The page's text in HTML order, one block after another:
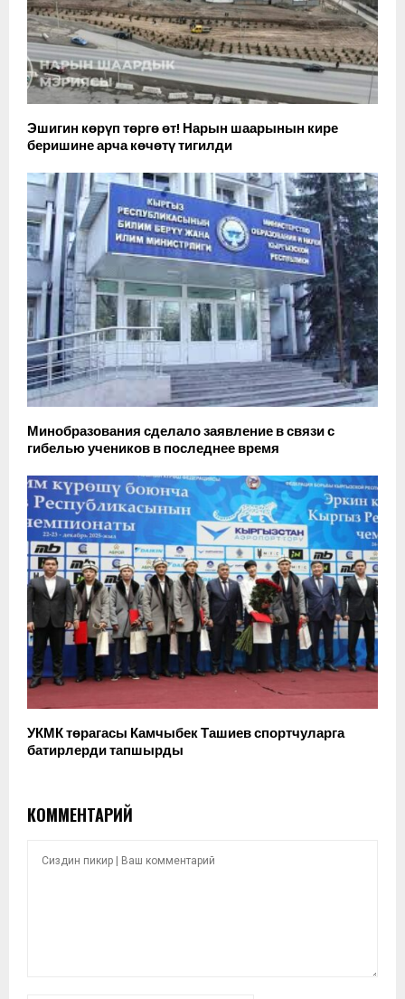
Эшигин көрүп төргө өт! Нарын шаарынын кире
беришине арча көчөтү тигилди
Минобразования сделало заявление в связи с
гибелью учеников в последнее время
УКМК төрагасы Камчыбек Ташиев спортчуларга
батирлерди тапшырды
КОММЕНТАРИЙ